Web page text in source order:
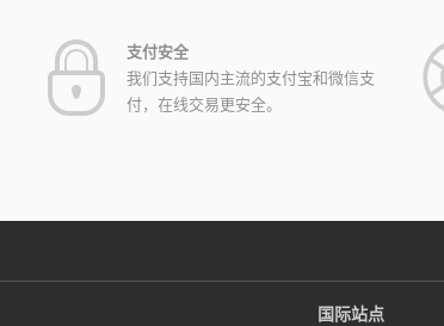
支付安全
我们支持国内主流的支付宝和微信支
付，在线交易更安全。
国际站点